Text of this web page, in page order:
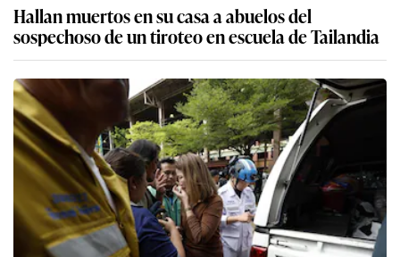
Hallan muertos en su casa a abuelos del
sospechoso de un tiroteo en escuela de Tailandia